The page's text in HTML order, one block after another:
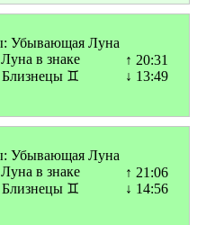
Луна в знаке
Близнецы ♊
↑ 20:31
↓ 13:49
Луна в знаке
Близнецы ♊
↑ 21:06
↓ 14:56